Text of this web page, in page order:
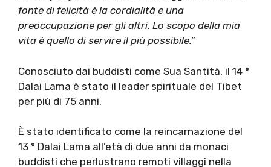
fonte di felicità è la cordialità e una
preoccupazione per gli altri. Lo scopo della mia
vita è quello di servire il più possibile.”
Conosciuto dai buddisti come Sua Santità, il 14 °
Dalai Lama è stato il leader spirituale del Tibet
per più di 75 anni.
È stato identificato come la reincarnazione del
13 ° Dalai Lama all’età di due anni da monaci
buddisti che perlustrano remoti villaggi nella